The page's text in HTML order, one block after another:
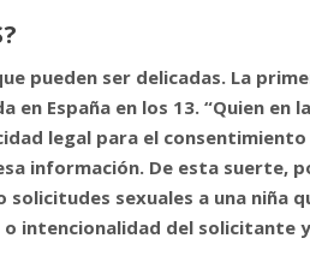
pueden ser delicadas. La
España en los 13. “Quien en
legal para el
información. De esta suerte,
sexuales a una niña
intencionalidad del solicitante